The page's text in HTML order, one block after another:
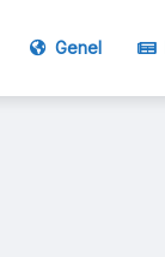
Genel